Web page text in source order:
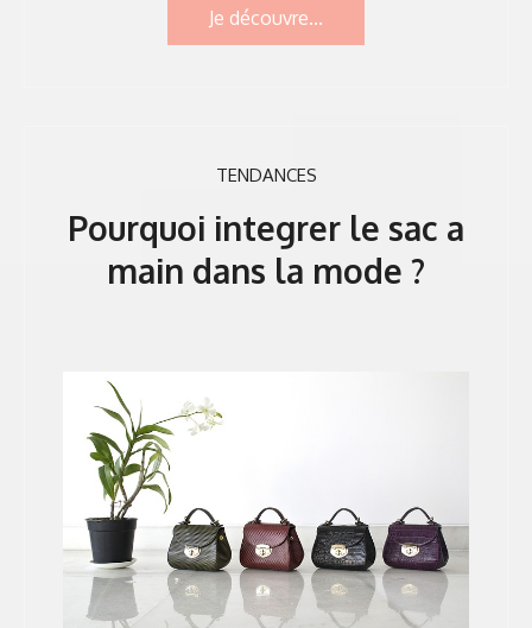
Je découvre...
TENDANCES
Pourquoi integrer le sac a
main dans la mode ?